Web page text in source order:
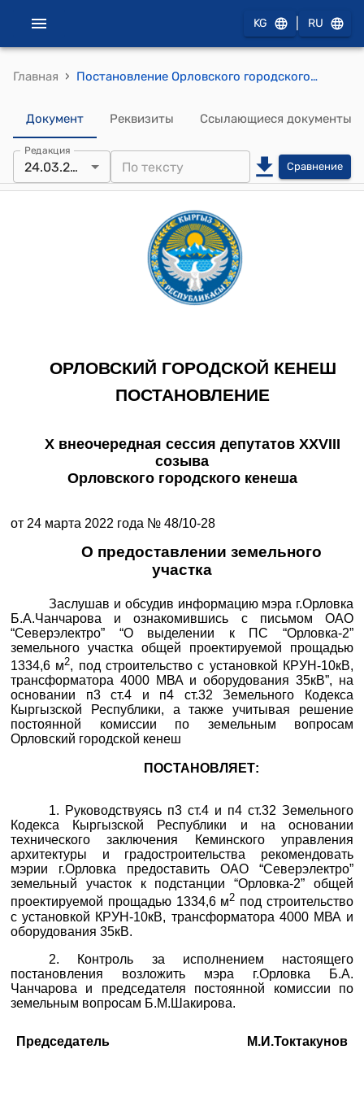
KG RU
Главная › Постановление Орловского городского кенеша от 24 марта 2022 года № 48/10-28 "О предоставлении земельного участка"
Документ Реквизиты Ссылающиеся документы
Редакция
24.03.2022 Сравнение